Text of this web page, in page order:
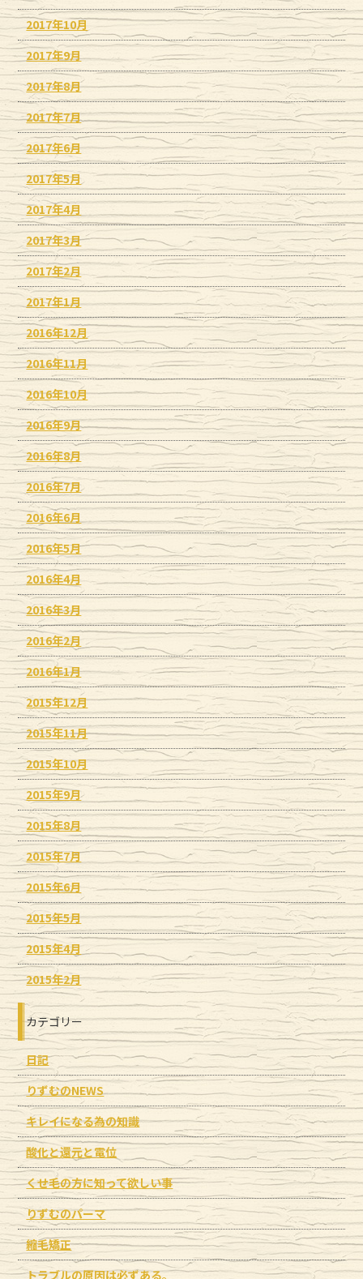
2017年10月
2017年9月
2017年8月
2017年7月
2017年6月
2017年5月
2017年4月
2017年3月
2017年2月
2017年1月
2016年12月
2016年11月
2016年10月
2016年9月
2016年8月
2016年7月
2016年6月
2016年5月
2016年4月
2016年3月
2016年2月
2016年1月
2015年12月
2015年11月
2015年10月
2015年9月
2015年8月
2015年7月
2015年6月
2015年5月
2015年4月
2015年2月
カテゴリー
日記
りずむのNEWS
キレイになる為の知識
酸化と還元と電位
くせ毛の方に知って欲しい事
りずむのパーマ
縮毛矯正
トラブルの原因は必ずある。